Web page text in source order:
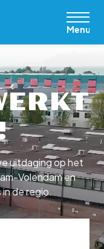
Menu
uitdaging op het
Volendam en
de regio.